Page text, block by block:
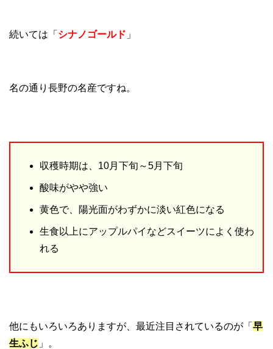
続いては「 シナノゴールド 」
名の通り長野の名産ですね。
収穫時期は、10月下旬～5月下旬
酸味がやや強い
黄色で、陽光面がわずかに淡い紅色になる
生食以上にアップルパイなどスイーツによく使わ
れる
他にもいろいろありますが、最近注目されているのが「 早
生ふじ 」。